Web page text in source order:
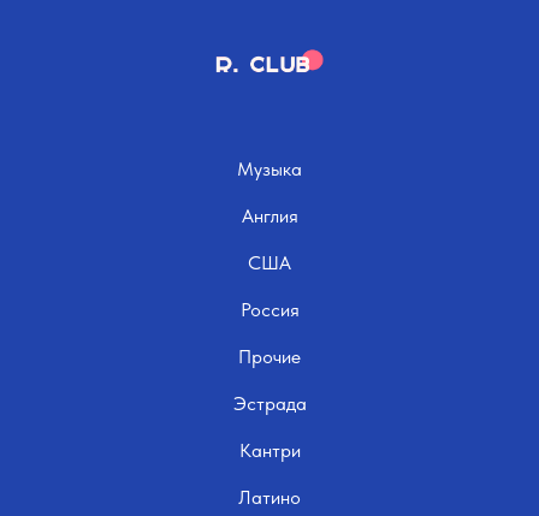
Музыка
Англия
США
Россия
Прочие
Эстрада
Кантри
Латино